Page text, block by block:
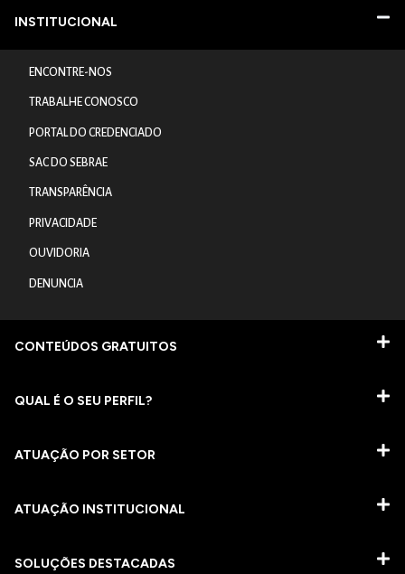
INSTITUCIONAL
ENCONTRE-NOS
TRABALHE CONOSCO
PORTAL DO CREDENCIADO
SAC DO SEBRAE
TRANSPARÊNCIA
PRIVACIDADE
OUVIDORIA
DENUNCIA
CONTEÚDOS GRATUITOS
QUAL É O SEU PERFIL?
ATUAÇÃO POR SETOR
ATUAÇÃO INSTITUCIONAL
SOLUÇÕES DESTACADAS